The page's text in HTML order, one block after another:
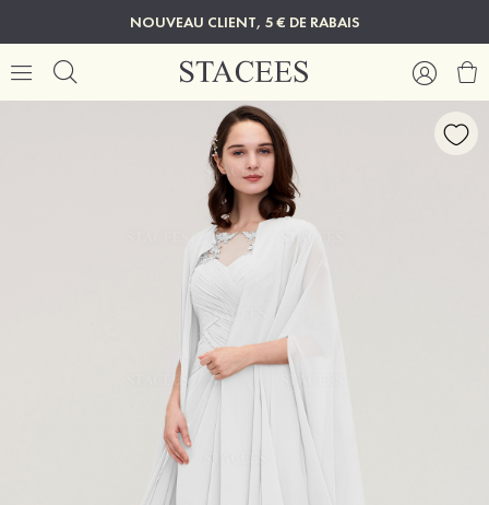
NOUVEAU CLIENT, 5 € DE RABAIS